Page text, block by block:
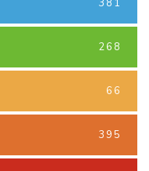
381
268
66
395